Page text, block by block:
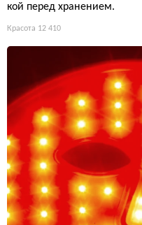
кой перед хранением.
Красота 12 410